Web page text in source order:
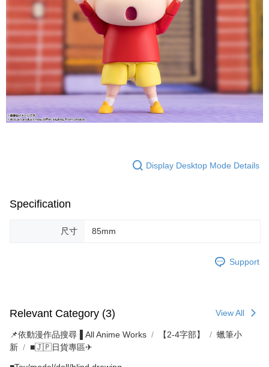
Display Desktop Mode Details
Specification
尺寸 85mm
Support
Relevant Category (3) View All
📌依動漫作品搜尋▐ All Anime Works 【2-4字部】
蠟筆小
新
■🇯🇵日貨專區✈